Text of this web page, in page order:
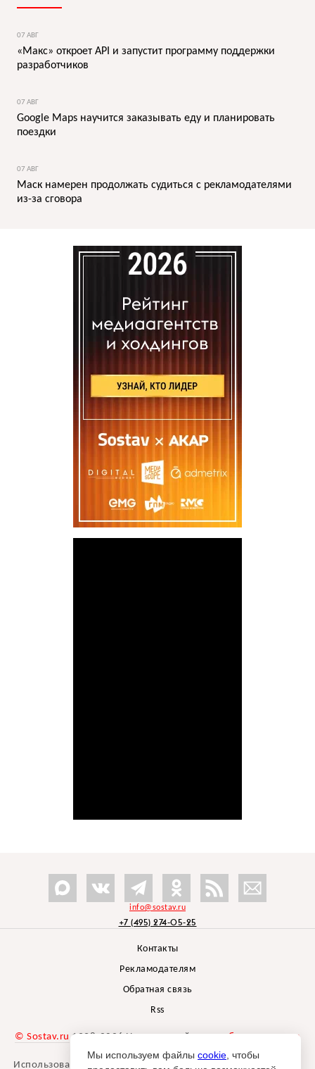
07 АВГ
«Макс» откроет API и запустит программу поддержки
разработчиков
07 АВГ
Google Maps научится заказывать еду и планировать
поездки
07 АВГ
Маск намерен продолжать судиться с рекламодателями
из-за сговора
info@sostav.ru
+7 (495) 274-05-25
Контакты
Рекламодателям
Обратная связь
Rss
© Sostav.ru 1998-2026 Независимый проектбрендингового
агентства Depot
Использование материалов Sostav.ru допустимо только при
Мы используем файлы cookie , чтобы